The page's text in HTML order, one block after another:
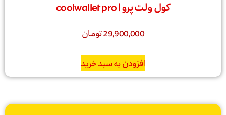
کول ولت پرو | coolwallet pro
29,900,000تومان
افزودن به سبد خرید